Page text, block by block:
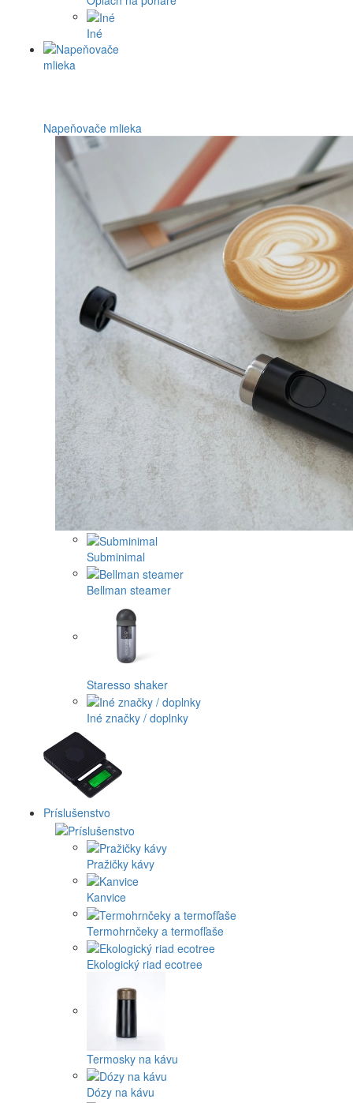
Iné
Napeňovače mlieka
Subminimal
Bellman steamer
Staresso shaker
Iné značky / doplnky
Príslušenstvo
Pražičky kávy
Kanvice
Termohrnčeky a termofľaše
Ekologický riad ecotree
Termosky na kávu
Dózy na kávu